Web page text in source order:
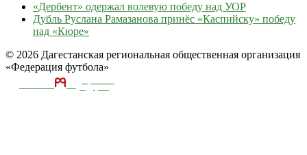
«Дербент» одержал волевую победу над УОР
Дубль Руслана Рамазанова принёс «Каспийску» победу
над «Кюре»
© 2026 Дагестанская региональная общественная организация
«Федерация футбола»